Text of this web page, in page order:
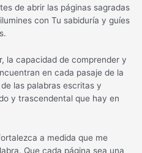
de abrir las páginas sagradas
con Tu sabiduría y guíes
la capacidad de comprender y
en cada pasaje de la
las palabras escritas y
y trascendental que hay en
a medida que me
Que cada página sea una